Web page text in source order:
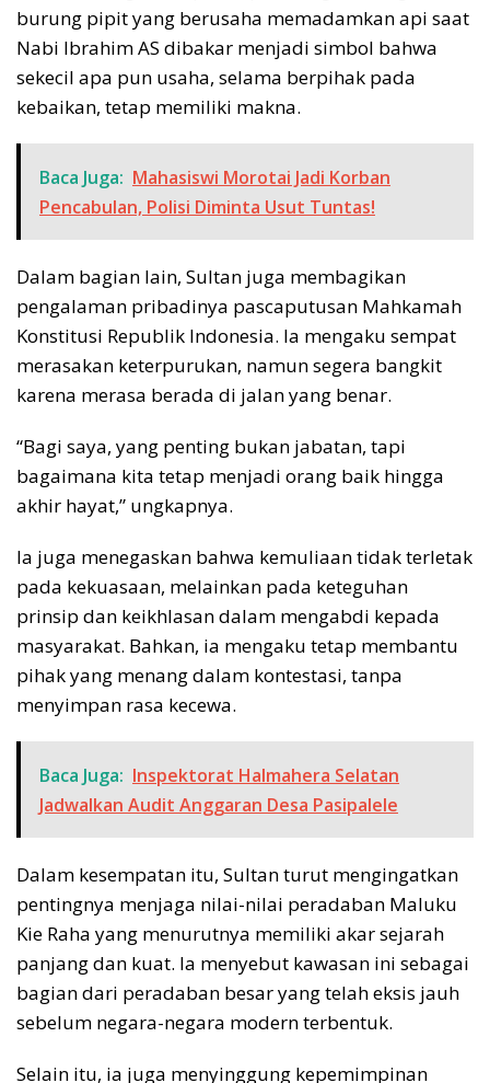
burung pipit yang berusaha memadamkan api saat
Nabi Ibrahim AS dibakar menjadi simbol bahwa
sekecil apa pun usaha, selama berpihak pada
kebaikan, tetap memiliki makna.
Baca Juga: Mahasiswi Morotai Jadi Korban
Pencabulan, Polisi Diminta Usut Tuntas!
Dalam bagian lain, Sultan juga membagikan
pengalaman pribadinya pascaputusan Mahkamah
Konstitusi Republik Indonesia. Ia mengaku sempat
merasakan keterpurukan, namun segera bangkit
karena merasa berada di jalan yang benar.
“Bagi saya, yang penting bukan jabatan, tapi
bagaimana kita tetap menjadi orang baik hingga
akhir hayat,” ungkapnya.
Ia juga menegaskan bahwa kemuliaan tidak terletak
pada kekuasaan, melainkan pada keteguhan
prinsip dan keikhlasan dalam mengabdi kepada
masyarakat. Bahkan, ia mengaku tetap membantu
pihak yang menang dalam kontestasi, tanpa
menyimpan rasa kecewa.
Baca Juga: Inspektorat Halmahera Selatan
Jadwalkan Audit Anggaran Desa Pasipalele
Dalam kesempatan itu, Sultan turut mengingatkan
pentingnya menjaga nilai-nilai peradaban Maluku
Kie Raha yang menurutnya memiliki akar sejarah
panjang dan kuat. Ia menyebut kawasan ini sebagai
bagian dari peradaban besar yang telah eksis jauh
sebelum negara-negara modern terbentuk.
Selain itu, ia juga menyinggung kepemimpinan